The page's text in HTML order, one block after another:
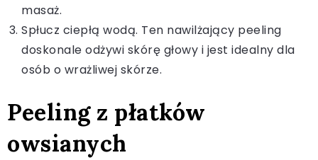
masaż.
Spłucz ciepłą wodą. Ten nawilżający peeling
doskonale odżywi skórę głowy i jest idealny dla
osób o wrażliwej skórze.
Peeling z płatków
owsianych